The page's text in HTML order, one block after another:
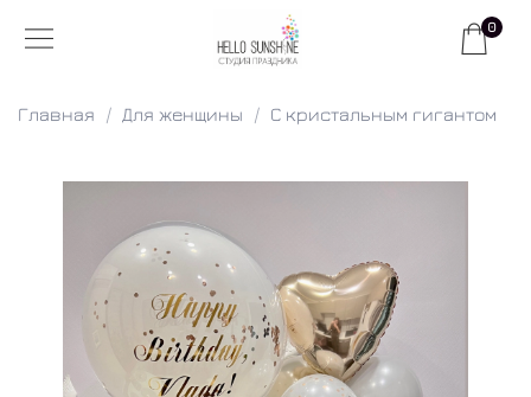
0
Главная Для женщины С кристальным гигантом